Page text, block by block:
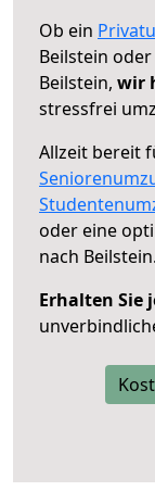
Ob ein
Beilstein
Beilstein, wir
stressfrei
Allzeit bereit
oder eine
nach Beilstein.
Erhalten Sie